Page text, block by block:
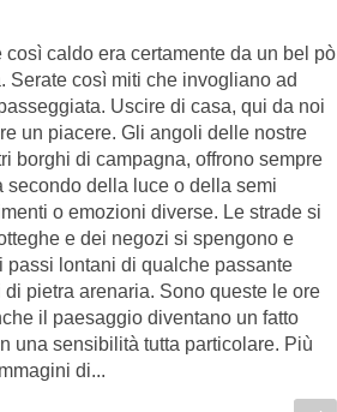
caldo era certamente da un bel pò
Serate così miti che invogliano ad
Uscire di casa, qui da noi
un piacere. Gli angoli delle nostre
borghi di campagna, offrono sempre
della luce o della semi
o emozioni diverse. Le strade si
e dei negozi si spengono e
lontani di qualche passante
pietra arenaria. Sono queste le ore
il paesaggio diventano un fatto
una sensibilità tutta particolare. Più
di...